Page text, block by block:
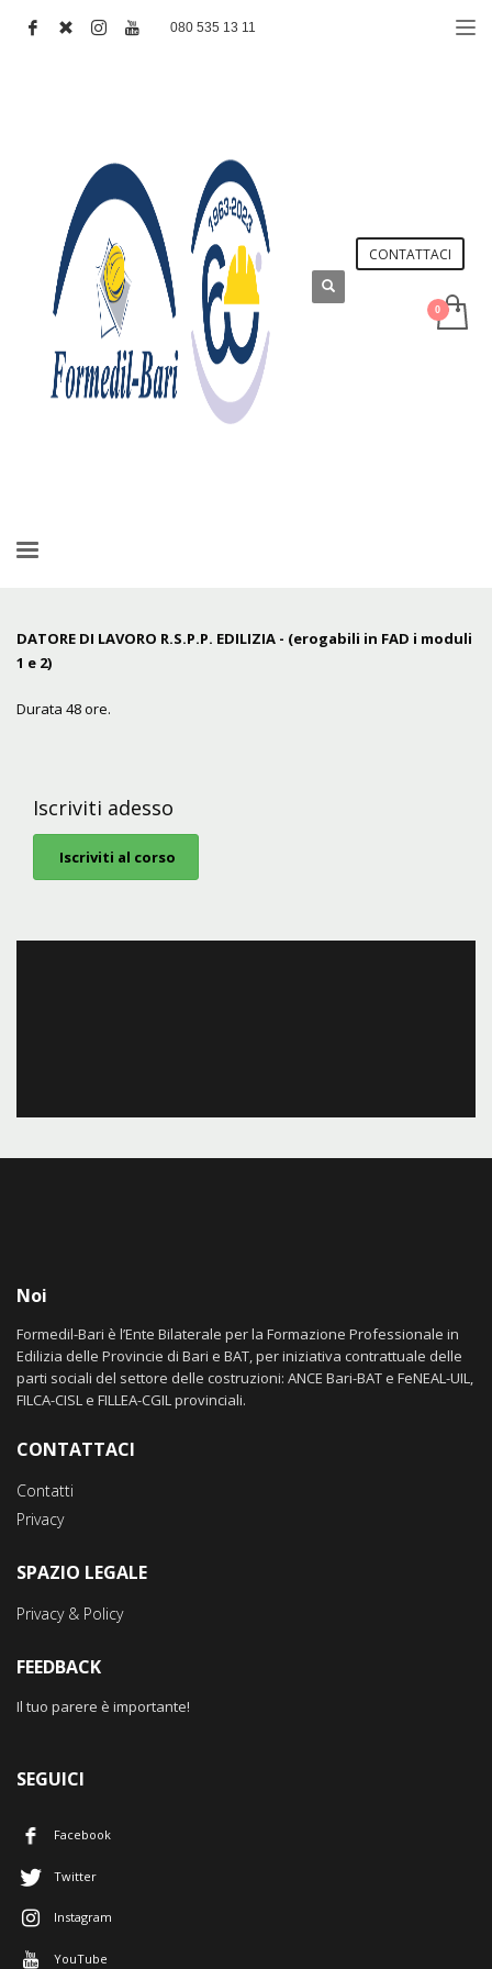
080 535 13 11
CONTATTACI
DATORE DI LAVORO R.S.P.P. EDILIZIA - (erogabili in FAD i moduli
1 e 2)
Durata 48 ore.
Iscriviti adesso
Iscriviti al corso
Noi
Formedil-Bari è l’Ente Bilaterale per la Formazione Professionale in
Edilizia delle Provincie di Bari e BAT, per iniziativa contrattuale delle
parti sociali del settore delle costruzioni: ANCE Bari-BAT e FeNEAL-UIL,
FILCA-CISL e FILLEA-CGIL provinciali.
CONTATTACI
Contatti
Privacy
SPAZIO LEGALE
Privacy & Policy
FEEDBACK
Il tuo parere è importante!
SEGUICI
Facebook
Twitter
Instagram
YouTube